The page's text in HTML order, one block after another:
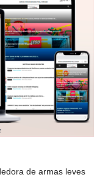
de armas leves